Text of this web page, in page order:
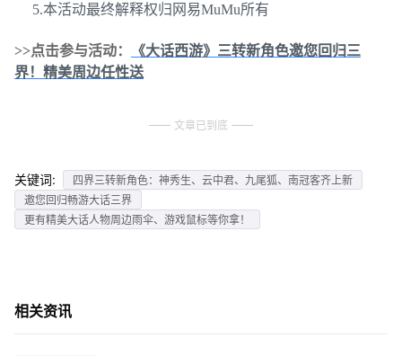
5.本活动最终解释权归网易MuMu所有
>>点击参与活动：
《大话西游》三转新角色邀您回归三
界！精美周边任性送
文章已到底
关键词:
四界三转新角色：神秀生、云中君、九尾狐、南冠客齐上新
邀您回归畅游大话三界
更有精美大话人物周边雨伞、游戏鼠标等你拿！
相关资讯